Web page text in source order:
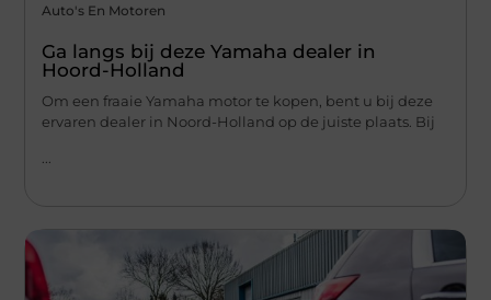
Auto's En Motoren
Ga langs bij deze Yamaha dealer in
Hoord-Holland
Om een fraaie Yamaha motor te kopen, bent u bij deze
ervaren dealer in Noord-Holland op de juiste plaats. Bij
...